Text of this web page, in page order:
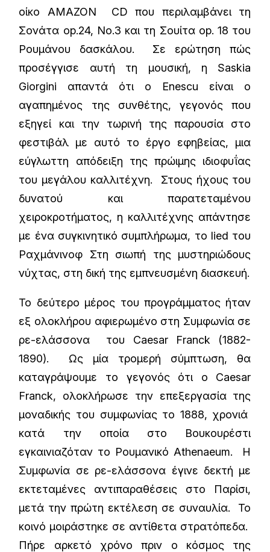
οίκο ΑΜΑΖΟΝ CD που περιλαμβάνει τη
Σονάτα op.24, Νο.3 και τη Σουίτα op. 18 του
Ρουμάνου δασκάλου. Σε ερώτηση πώς
προσέγγισε αυτή τη μουσική, η Saskia
Giorgini απαντά ότι ο Enescu είναι ο
αγαπημένος της συνθέτης, γεγονός που
εξηγεί και την τωρινή της παρουσία στο
φεστιβάλ με αυτό το έργο εφηβείας, μια
εύγλωττη απόδειξη της πρώιμης ιδιοφυΐας
του μεγάλου καλλιτέχνη. Στους ήχους του
δυνατού και παρατεταμένου
χειροκροτήματος, η καλλιτέχνης απάντησε
με ένα συγκινητικό συμπλήρωμα, το lied του
Ραχμάνινοφ Στη σιωπή της μυστηριώδους
νύχτας, στη δική της εμπνευσμένη διασκευή.
Το δεύτερο μέρος του προγράμματος ήταν
εξ ολοκλήρου αφιερωμένο στη Συμφωνία σε
ρε-ελάσσονα του Caesar Franck (1882-
1890). Ως μία τρομερή σύμπτωση, θα
καταγράψουμε το γεγονός ότι ο Caesar
Franck, ολοκλήρωσε την επεξεργασία της
μοναδικής του συμφωνίας το 1888, χρονιά
κατά την οποία στο Βουκουρέστι
εγκαινιαζόταν το Ρουμανικό Athenaeum. Η
Συμφωνία σε ρε-ελάσσονα έγινε δεκτή με
εκτεταμένες αντιπαραθέσεις στο Παρίσι,
μετά την πρώτη εκτέλεση σε συναυλία. Το
κοινό μοιράστηκε σε αντίθετα στρατόπεδα.
Πήρε αρκετό χρόνο πριν ο κόσμος της